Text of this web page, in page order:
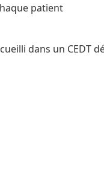
patient
dans un CEDT